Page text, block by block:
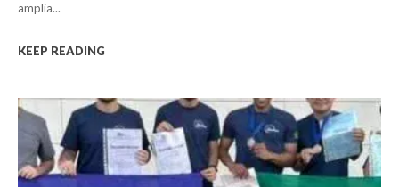
amplia...
KEEP READING